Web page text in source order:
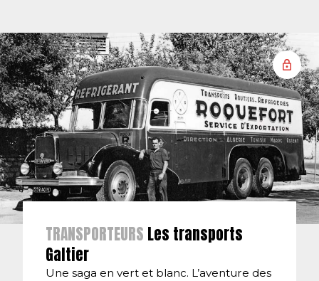
TRANSPORTEURS Les transports
Galtier
Une saga en vert et blanc. L’aventure des